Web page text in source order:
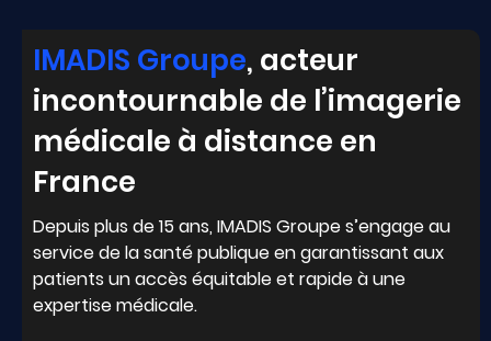
IMADIS Groupe, acteur
incontournable de l’imagerie
médicale à distance en
France
Depuis plus de 15 ans, IMADIS Groupe s’engage au
service de la santé publique en garantissant aux
patients un accès équitable et rapide à une
expertise médicale.